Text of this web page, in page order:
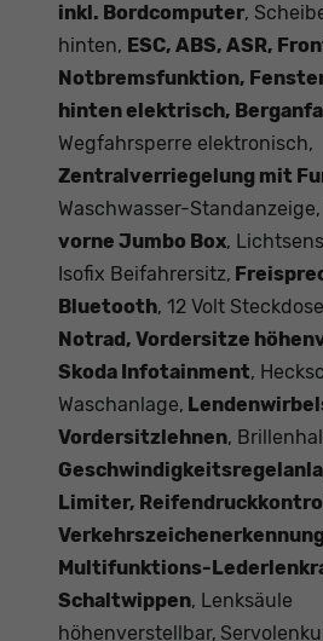
inkl. Bordcomputer,
hinten, ESC, ABS, ASR,
Notbremsfunktion,
hinten elektrisch,
Wegfahrsperre elektronisch,
Zentralverriegelung mit
Waschwasser-Standanzeige,
vorne Jumbo Box,
Isofix Beifahrersitz,
Bluetooth, 12 Volt
Notrad, Vordersitze
Skoda Infotainment,
Waschanlage,
Vordersitzlehnen,
Limiter,
Multifunktions-
Schaltwippen, Lenksäule
höhenverstellbar,